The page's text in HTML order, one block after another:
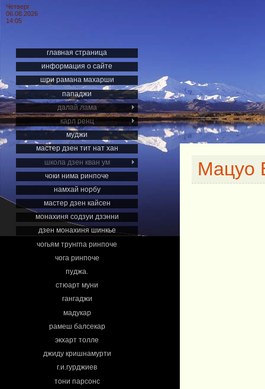
Четверг
06.08.2026
14:05
главная страница
информация о сайте
шри рамана махарши
пападжи
далай лама
карл ренц
муджи
мастер дзен тит нат хан
школа дзен кван ум
чоки нима ринпоче
намхай норбу
мастер дзен кайсен
монахиня содзуи дзэнни
дзен монахиня шинкье
чогьям трунгпа ринпоче
чога ринпоче
пуджа.
стюарт муни
гангаджи
мадукар
рамеш балсекар
экхарт толле
джиду кришнамурти
г.и.гурджиев
тони парсонс
Мацуо